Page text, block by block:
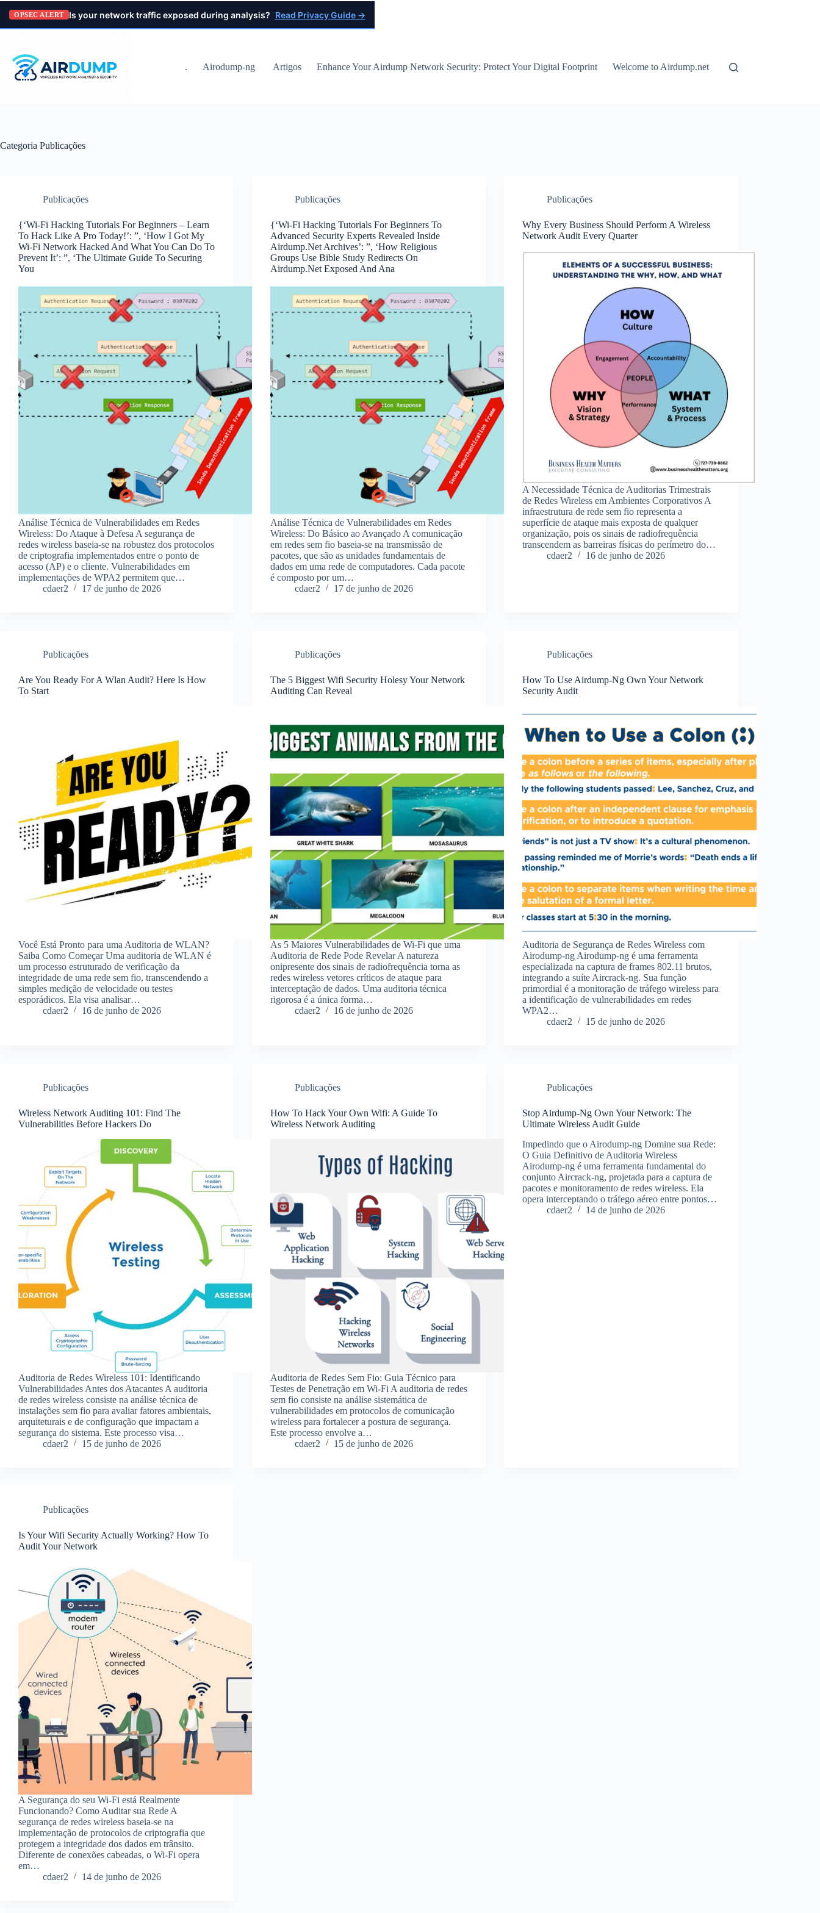
Pular
para
o
OPSEC ALERT Is your network traffic exposed during analysis? Read Privacy Guide →
. Airodump-ng Artigos Enhance Your Airdump Network Security: Protect Your Digital Footprint Welcome to Airdump.net
Categoria Publicações
Publicações
{‘Wi-Fi Hacking Tutorials For Beginners – Learn
To Hack Like A Pro Today!’: ”, ‘How I Got My
Wi-Fi Network Hacked And What You Can Do To
Prevent It’: ”, ‘The Ultimate Guide To Securing
You
Análise Técnica de Vulnerabilidades em Redes
Wireless: Do Ataque à Defesa A segurança de
redes wireless baseia-se na robustez dos protocolos
de criptografia implementados entre o ponto de
acesso (AP) e o cliente. Vulnerabilidades em
implementações de WPA2 permitem que…
cdaer2
17 de junho de 2026
Publicações
{‘Wi-Fi Hacking Tutorials For Beginners To
Advanced Security Experts Revealed Inside
Airdump.Net Archives’: ”, ‘How Religious
Groups Use Bible Study Redirects On
Airdump.Net Exposed And Ana
Análise Técnica de Vulnerabilidades em Redes
Wireless: Do Básico ao Avançado A comunicação
em redes sem fio baseia-se na transmissão de
pacotes, que são as unidades fundamentais de
dados em uma rede de computadores. Cada pacote
é composto por um…
cdaer2
17 de junho de 2026
Publicações
Why Every Business Should Perform A Wireless
Network Audit Every Quarter
A Necessidade Técnica de Auditorias Trimestrais
de Redes Wireless em Ambientes Corporativos A
infraestrutura de rede sem fio representa a
superfície de ataque mais exposta de qualquer
organização, pois os sinais de radiofrequência
transcendem as barreiras físicas do perímetro do…
cdaer2
16 de junho de 2026
Publicações
Are You Ready For A Wlan Audit? Here Is How
To Start
Você Está Pronto para uma Auditoria de WLAN?
Saiba Como Começar Uma auditoria de WLAN é
um processo estruturado de verificação da
integridade de uma rede sem fio, transcendendo a
simples medição de velocidade ou testes
esporádicos. Ela visa analisar…
cdaer2
16 de junho de 2026
Publicações
The 5 Biggest Wifi Security Holesy Your Network
Auditing Can Reveal
As 5 Maiores Vulnerabilidades de Wi-Fi que uma
Auditoria de Rede Pode Revelar A natureza
onipresente dos sinais de radiofrequência torna as
redes wireless vetores críticos de ataque para
interceptação de dados. Uma auditoria técnica
rigorosa é a única forma…
cdaer2
16 de junho de 2026
Publicações
How To Use Airdump-Ng Own Your Network
Security Audit
Auditoria de Segurança de Redes Wireless com
Airodump-ng Airodump-ng é uma ferramenta
especializada na captura de frames 802.11 brutos,
integrando a suíte Aircrack-ng. Sua função
primordial é a monitoração de tráfego wireless para
a identificação de vulnerabilidades em redes
WPA2…
cdaer2
15 de junho de 2026
Publicações
Wireless Network Auditing 101: Find The
Vulnerabilities Before Hackers Do
Auditoria de Redes Wireless 101: Identificando
Vulnerabilidades Antes dos Atacantes A auditoria
de redes wireless consiste na análise técnica de
instalações sem fio para avaliar fatores ambientais,
arquiteturais e de configuração que impactam a
segurança do sistema. Este processo visa…
cdaer2
15 de junho de 2026
Publicações
How To Hack Your Own Wifi: A Guide To
Wireless Network Auditing
Auditoria de Redes Sem Fio: Guia Técnico para
Testes de Penetração em Wi-Fi A auditoria de redes
sem fio consiste na análise sistemática de
vulnerabilidades em protocolos de comunicação
wireless para fortalecer a postura de segurança.
Este processo envolve a…
cdaer2
15 de junho de 2026
Publicações
Stop Airdump-Ng Own Your Network: The
Ultimate Wireless Audit Guide
Impedindo que o Airodump-ng Domine sua Rede:
O Guia Definitivo de Auditoria Wireless
Airodump-ng é uma ferramenta fundamental do
conjunto Aircrack-ng, projetada para a captura de
pacotes e monitoramento de redes wireless. Ela
opera interceptando o tráfego aéreo entre pontos…
cdaer2
14 de junho de 2026
Publicações
Is Your Wifi Security Actually Working? How To
Audit Your Network
A Segurança do seu Wi-Fi está Realmente
Funcionando? Como Auditar sua Rede A
segurança de redes wireless baseia-se na
implementação de protocolos de criptografia que
protegem a integridade dos dados em trânsito.
Diferente de conexões cabeadas, o Wi-Fi opera
em…
cdaer2
14 de junho de 2026